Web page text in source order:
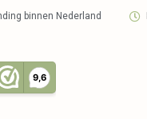
binnen Nederland